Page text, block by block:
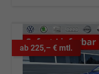
ab 225,– € mtl.